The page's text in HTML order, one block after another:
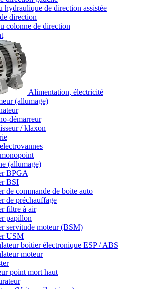
hydraulique de direction assistée
direction
colonne de direction
Alimentation, électricité
(allumage)
démarreur
/ klaxon
(allumage)
BPGA
BSI
de commande de boite auto
de préchauffage
filtre à air
papillon
servitude moteur (BSM)
USM
boitier électronique ESP / ABS
moteur
point mort haut